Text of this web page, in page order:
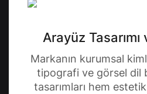
Arayüz
Markanın kurumsal
tipografi ve görsel dil
tasarımları hem